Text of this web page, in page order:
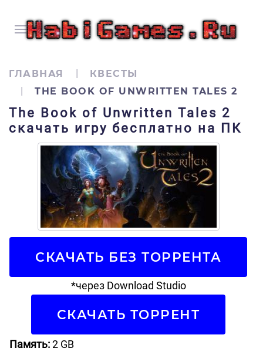
ГЛАВНАЯ
КВЕСТЫ
THE BOOK OF UNWRITTEN TALES 2
The Book of Unwritten Tales 2
скачать игру бесплатно на ПК
СКАЧАТЬ БЕЗ ТОРРЕНТА
*через Download Studio
СКАЧАТЬ ТОРРЕНТ
Память:2 GB